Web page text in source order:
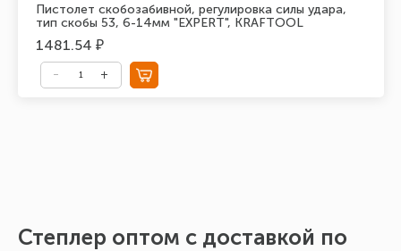
Пистолет скобозабивной, регулировка силы удара,
тип скобы 53, 6-14мм "EXPERT", KRAFTOOL
1481.54 ₽
Степлер оптом с доставкой по